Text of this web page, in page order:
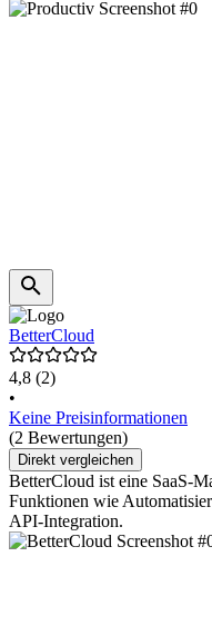
BetterCloud
4,8 (2)
•
Keine Preisinformationen
(2 Bewertungen)
Direkt vergleichen
BetterCloud ist eine SaaS-
Funktionen wie
API-Integration.